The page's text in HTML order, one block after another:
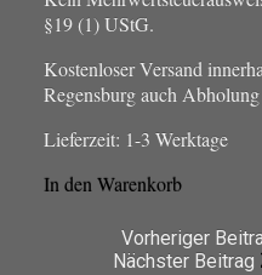
§19 (1) UStG.
Kostenloser Versand
Regensburg auch
Lieferzeit: 1-3 Werktage
In den Warenkorb
Vorheriger
Nächster Beitrag